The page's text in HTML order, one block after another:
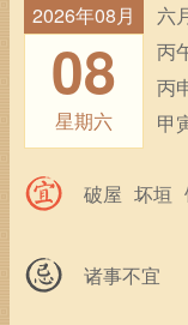
2026年08月
08
星期六
六
丙
丙
甲
破屋 坏垣
诸事不宜